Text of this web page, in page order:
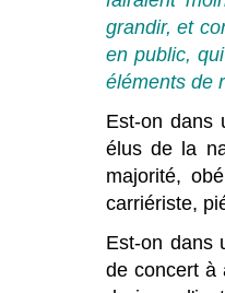
grandir, et
en public,
éléments de
Est-on dans
élus de la
majorité,
carriériste,
Est-on dans
de concert à